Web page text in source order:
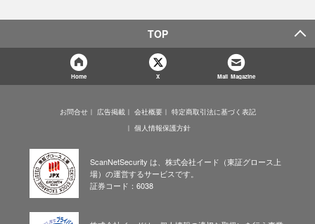
TOP
Home X Mail Magazine
お問合せ 広告掲載 会社概要
特定商取引法に基づく表記
個人情報保護方針
ScanNetSecurity は、株式会社イード（東証グロース上
場）の運営するサービスです。
証券コード：6038